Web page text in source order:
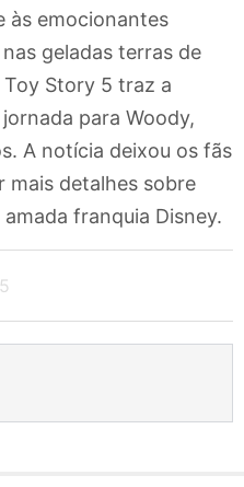
às emocionantes
geladas terras de
Story 5 traz a
para Woody,
A notícia deixou os fãs
mais detalhes sobre
franquia Disney.